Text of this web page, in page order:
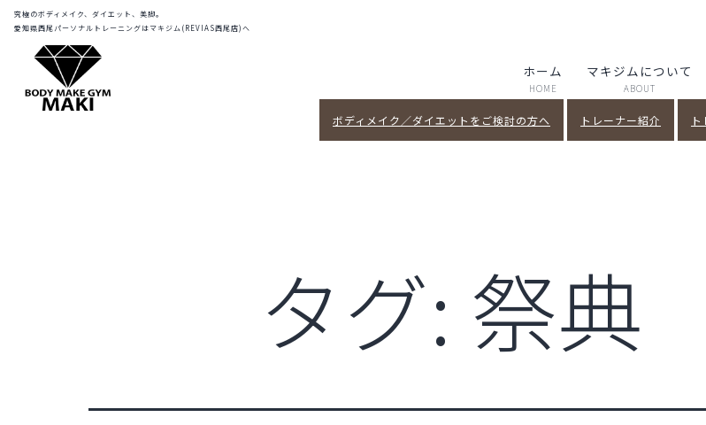
究極のボディメイク、ダイエット、美脚。
愛知県西尾パーソナルトレーニングはマキジム(REVIAS西尾店)へ
ホーム
HOME
マキジムについて
ABOUT
キ
ー
ソ
ナ
ボディメイク／ダイエットをご検討の方へ トレーナー紹介
タグ: 祭典